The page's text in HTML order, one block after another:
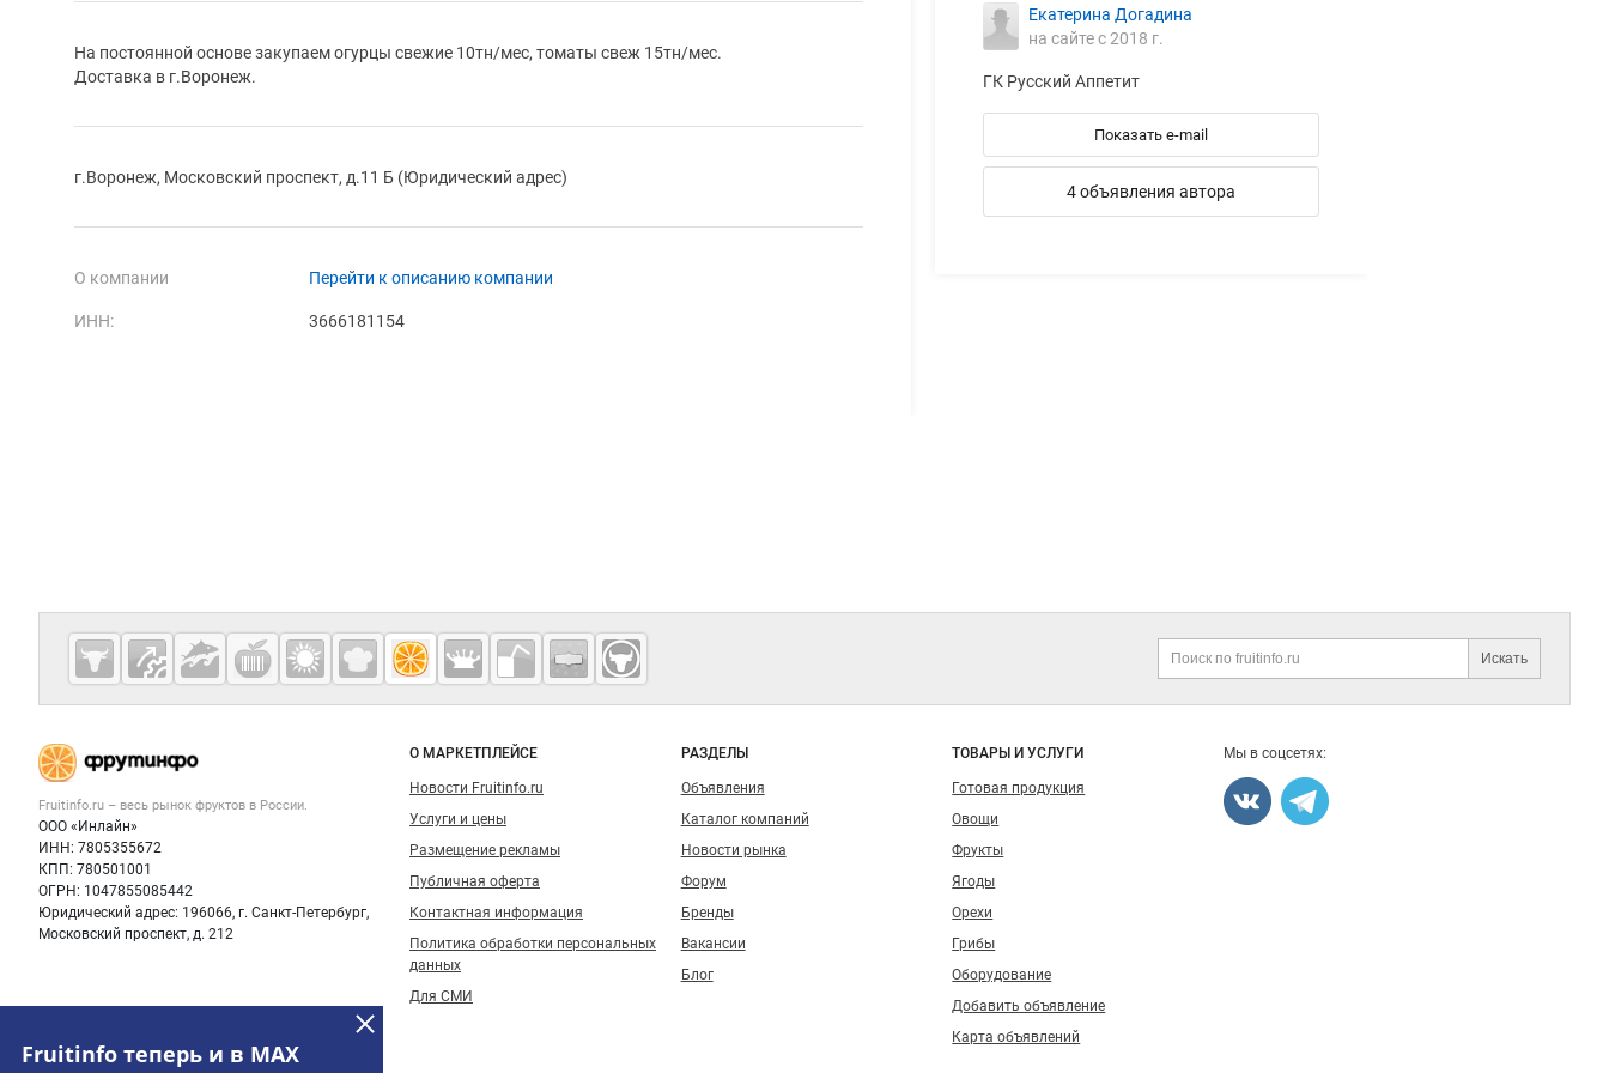
На постоянной основе закупаем огурцы свежие 10тн/мес, томаты свеж 15тн/мес.
Доставка в г.Воронеж.
г.Воронеж, Московский проспект, д.11 Б (Юридический адрес)
О компании Перейти к описанию компании
ИНН: 3666181154
Екатерина Догадина
на сайте с 2018 г.
ГК Русский Аппетит
Показать e-mail
4 объявления автора
Fruitinfo теперь и в MAX
Дополнительная информация
Искать
Cсылки на полезные проекты
Fruitinfo.ru
— рынок
фруктов
Важные разделы и контакты
Fruitinfo.ru – весь рынок фруктов в России.
ООО «Инлайн»
ИНН: 7805355672
КПП: 780501001
ОГРН: 1047855085442
Юридический адрес: 196066, г. Санкт-Петербург,
Московский проспект, д. 212
Навигация по сайту
О МАРКЕТПЛЕЙСЕ
Новости Fruitinfo.ru
Услуги и цены
Размещение рекламы
Публичная оферта
Контактная информация
Политика обработки персональных
данных
Для СМИ
РАЗДЕЛЫ
Объявления
Каталог компаний
Новости рынка
Форум
Бренды
Вакансии
Блог
ТОВАРЫ И УСЛУГИ
Готовая продукция
Овощи
Фрукты
Ягоды
Орехи
Грибы
Оборудование
Добавить объявление
Карта объявлений
Мы в соцсетях: